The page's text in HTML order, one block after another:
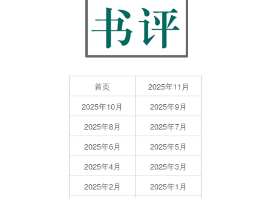
首页
2025年11月
2025年10月
2025年9月
2025年8月
2025年7月
2025年6月
2025年5月
2025年4月
2025年3月
2025年2月
2025年1月